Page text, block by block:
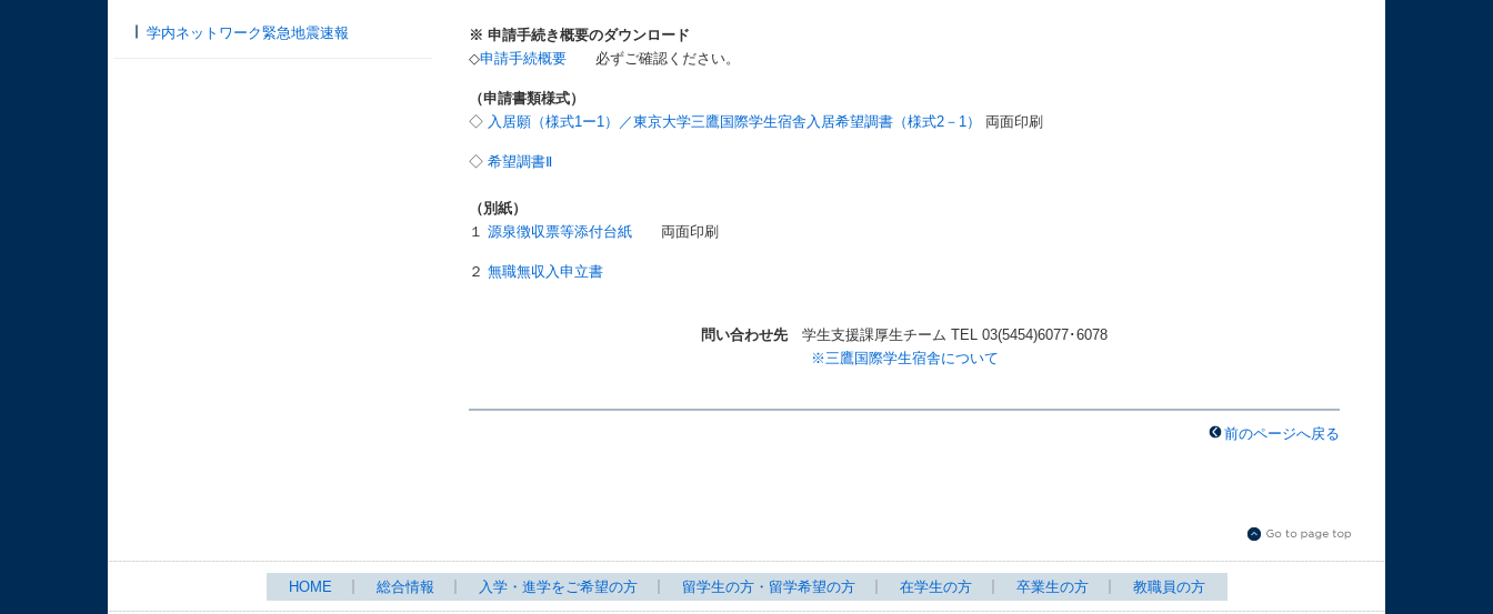
※ 申請手続き概要のダウンロード
◇申請手続概要 必ずご確認ください。
（申請書類様式）
◇ 入居願（様式1ー1）／東京大学三鷹国際学生宿舎入居希望調書（様式2－1） 両面印刷
◇希望調書Ⅱ
（別紙）
１ 源泉徴収票等添付台紙 両面印刷
２無職無収入申立書
問い合わせ先 学生支援課厚生チーム TEL 03(5454)6077･6078
※三鷹国際学生宿舎について
前のページへ戻る
学内ネットワーク緊急地震速報
HOME 総合情報 入学・進学をご希望の方 留学生の方・留学希望の方 在学生の方 卒業生の方 教職員の方